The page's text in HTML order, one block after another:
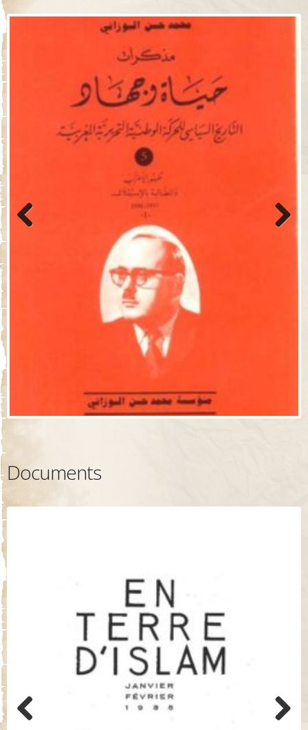
Documents